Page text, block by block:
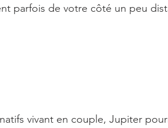
parfois de votre côté un peu
vivant en couple, Jupiter